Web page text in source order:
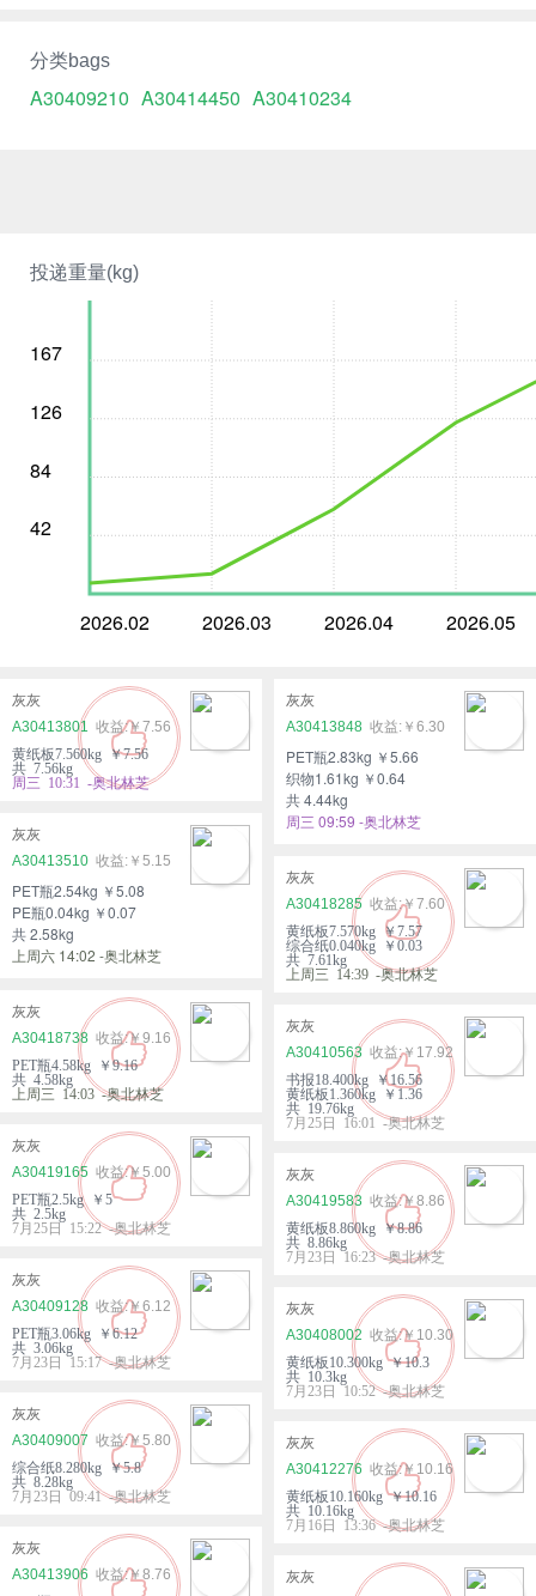
投递重量(kg)
167
126
84
42
2026.02 2026.03 2026.04 2026.05
灰灰
A30413801
￥7.56
黄纸板7.560kg ￥7.56
共 7.56kg
周三 10:31 -奥北林芝
灰灰
A30413848
￥6.30
PET瓶2.83kg ￥5.66
织物1.61kg ￥0.64
共 4.44kg
周三 09:59 -奥北林芝
灰灰
A30413510
￥5.15
PET瓶2.54kg ￥5.08
PE瓶0.04kg ￥0.07
共 2.58kg
上周六 14:02 -奥北林芝
灰灰
A30418285
￥7.60
黄纸板7.570kg ￥7.57
综合纸0.040kg ￥0.03
共 7.61kg
上周三 14:39 -奥北林芝
灰灰
A30418738
￥9.16
PET瓶4.58kg ￥9.16
共 4.58kg
上周三 14:03 -奥北林芝
灰灰
A30410563
￥17.92
书报18.400kg ￥16.56
黄纸板1.360kg ￥1.36
共 19.76kg
7月25日 16:01 -奥北林芝
灰灰
A30419165
￥5.00
PET瓶2.5kg ￥5
共 2.5kg
7月25日 15:22 -奥北林芝
灰灰
A30419583
￥8.86
黄纸板8.860kg ￥8.86
共 8.86kg
7月23日 16:23 -奥北林芝
灰灰
A30409128
￥6.12
PET瓶3.06kg ￥6.12
共 3.06kg
7月23日 15:17 -奥北林芝
灰灰
A30408002
￥10.30
黄纸板10.300kg ￥10.3
共 10.3kg
7月23日 10:52 -奥北林芝
灰灰
A30409007
￥5.80
综合纸8.280kg ￥5.8
共 8.28kg
7月23日 09:41 -奥北林芝
灰灰
A30412276
￥10.16
黄纸板10.160kg ￥10.16
共 10.16kg
7月16日 13:36 -奥北林芝
灰灰
A30413906
￥8.76
灰灰
分类bags
A30409210 A30414450 A30410234